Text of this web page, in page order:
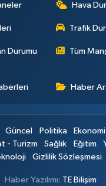
Hava
Trafik
Durumu
Tüm
Haber
Güncel Politika Ekonomi
- Turizm
Sağlık Eğitim
Gizlilik Sözleşmesi
Haber Yazılımı: TE Bilişim